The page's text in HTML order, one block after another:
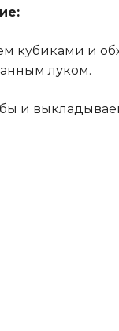
кубиками и
луком.
и